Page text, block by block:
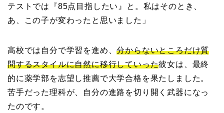
テストでは『85点目指したい』と。私はそのとき、
あ、この子が変わったと思いました」
高校では自分で学習を進め、分からないところだけ質
問するスタイルに自然に移行していった彼女は、最終
的に薬学部を志望し推薦で大学合格を果たしました。
苦手だった理科が、自分の進路を切り開く武器になっ
たのです。